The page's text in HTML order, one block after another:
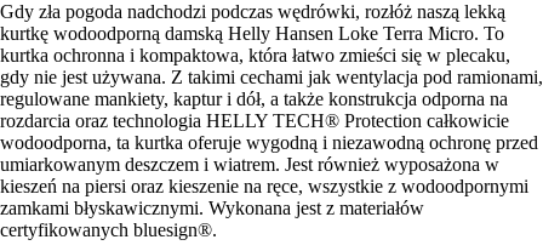
Gdy zła pogoda nadchodzi podczas wędrówki, rozłóż naszą lekką
kurtkę wodoodporną damską Helly Hansen Loke Terra Micro. To
kurtka ochronna i kompaktowa, która łatwo zmieści się w plecaku,
gdy nie jest używana. Z takimi cechami jak wentylacja pod ramionami,
regulowane mankiety, kaptur i dół, a także konstrukcja odporna na
rozdarcia oraz technologia HELLY TECH® Protection całkowicie
wodoodporna, ta kurtka oferuje wygodną i niezawodną ochronę przed
umiarkowanym deszczem i wiatrem. Jest również wyposażona w
kieszeń na piersi oraz kieszenie na ręce, wszystkie z wodoodpornymi
zamkami błyskawicznymi. Wykonana jest z materiałów
certyfikowanych bluesign®.